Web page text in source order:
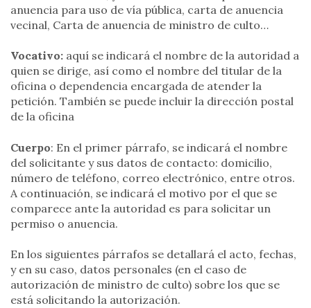
anuencia para uso de vía pública, carta de anuencia
vecinal, Carta de anuencia de ministro de culto…
Vocativo: aquí se indicará el nombre de la autoridad a
quien se dirige, así como el nombre del titular de la
oficina o dependencia encargada de atender la
petición. También se puede incluir la dirección postal
de la oficina
Cuerpo: En el primer párrafo, se indicará el nombre
del solicitante y sus datos de contacto: domicilio,
número de teléfono, correo electrónico, entre otros.
A continuación, se indicará el motivo por el que se
comparece ante la autoridad es para solicitar un
permiso o anuencia.
En los siguientes párrafos se detallará el acto, fechas,
y en su caso, datos personales (en el caso de
autorización de ministro de culto) sobre los que se
está solicitando la autorización.